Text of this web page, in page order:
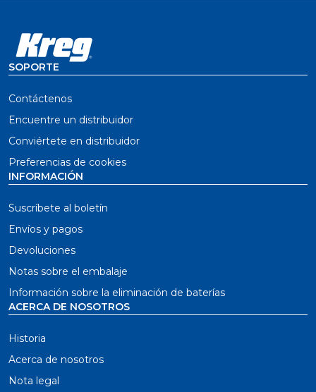
SOPORTE
Contáctenos
Encuentre un distribuidor
Conviértete en distribuidor
Preferencias de cookies
INFORMACIÓN
Suscríbete al boletín
Envíos y pagos
Devoluciones
Notas sobre el embalaje
Información sobre la eliminación de baterías
ACERCA DE NOSOTROS
Historia
Acerca de nosotros
Nota legal